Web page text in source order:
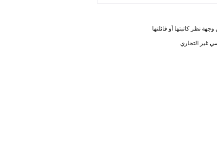
نظر كاتبتها أو قائلتها
غير التجاري